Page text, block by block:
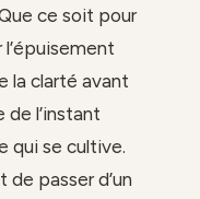
ce soit pour
la clarté avant
de l’instant
qui se cultive.
passer d’un